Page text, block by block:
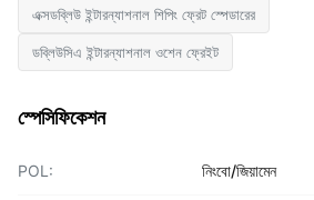
এক্সডব্লিউ ইন্টারন্যাশনাল শিপিং ফ্রেট স্পেডারের
ডব্লিউসিএ ইন্টারন্যাশনাল ওশেন ফ্রেইট
স্পেসিফিকেশন
POL: নিংবো/জিয়ামেন